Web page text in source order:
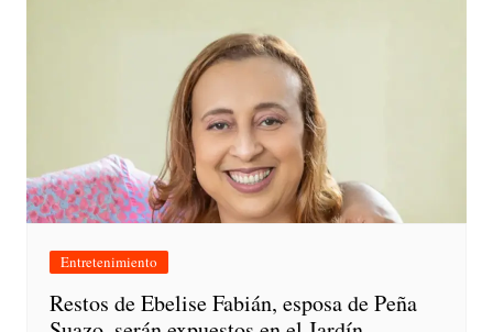
Entretenimiento
Restos de Ebelise Fabián, esposa de Peña